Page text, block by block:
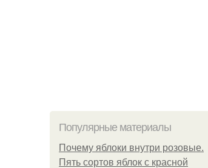
Популярные материалы
Почему яблоки внутри розовые.
Пять сортов яблок с красной